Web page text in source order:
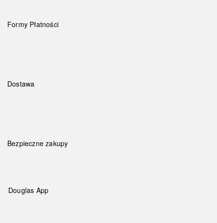
Formy Płatności
Dostawa
Bezpieczne zakupy
Douglas App